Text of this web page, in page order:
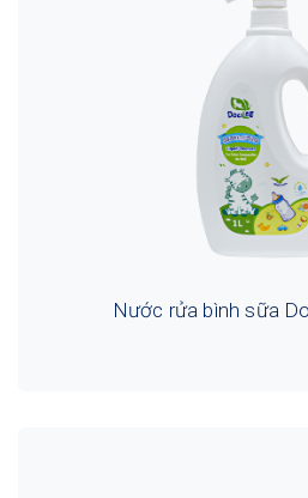
Nước rửa bình sữa